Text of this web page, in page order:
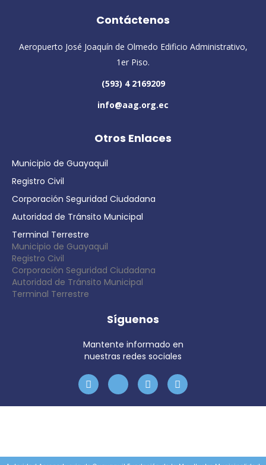
Contáctenos
Aeropuerto José Joaquín de Olmedo Edificio Administrativo,
1er Piso.
(593) 4 2169209
info@aag.org.ec
Otros Enlaces
Municipio de Guayaquil
Registro Civil
Corporación Seguridad Ciudadana
Autoridad de Tránsito Municipal
Terminal Terrestre
Municipio de Guayaquil
Registro Civil
Corporación Seguridad Ciudadana
Autoridad de Tránsito Municipal
Terminal Terrestre
Síguenos
Mantente informado en
nuestras redes sociales